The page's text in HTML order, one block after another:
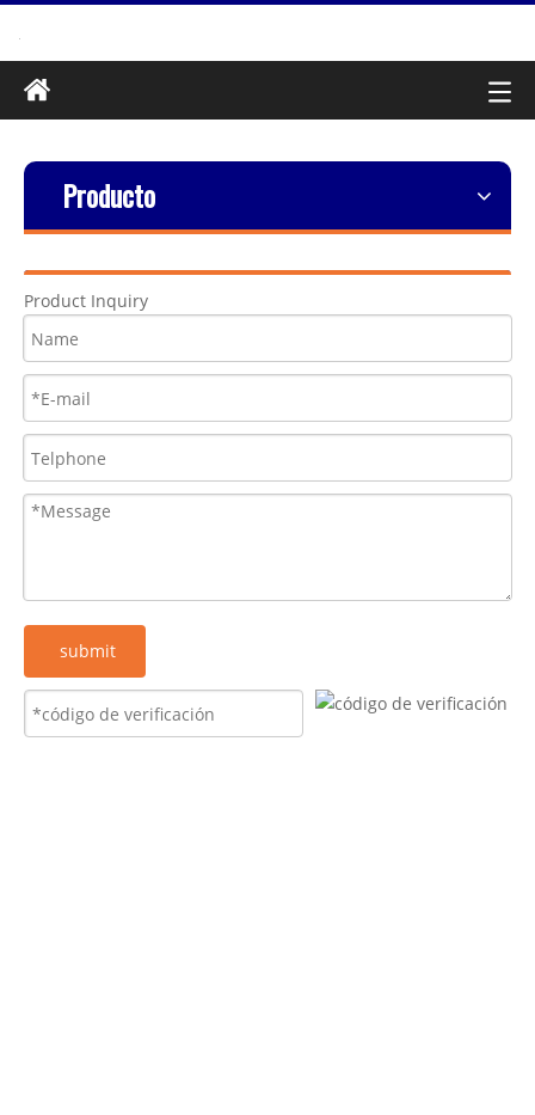
Producto
Product Inquiry
submit